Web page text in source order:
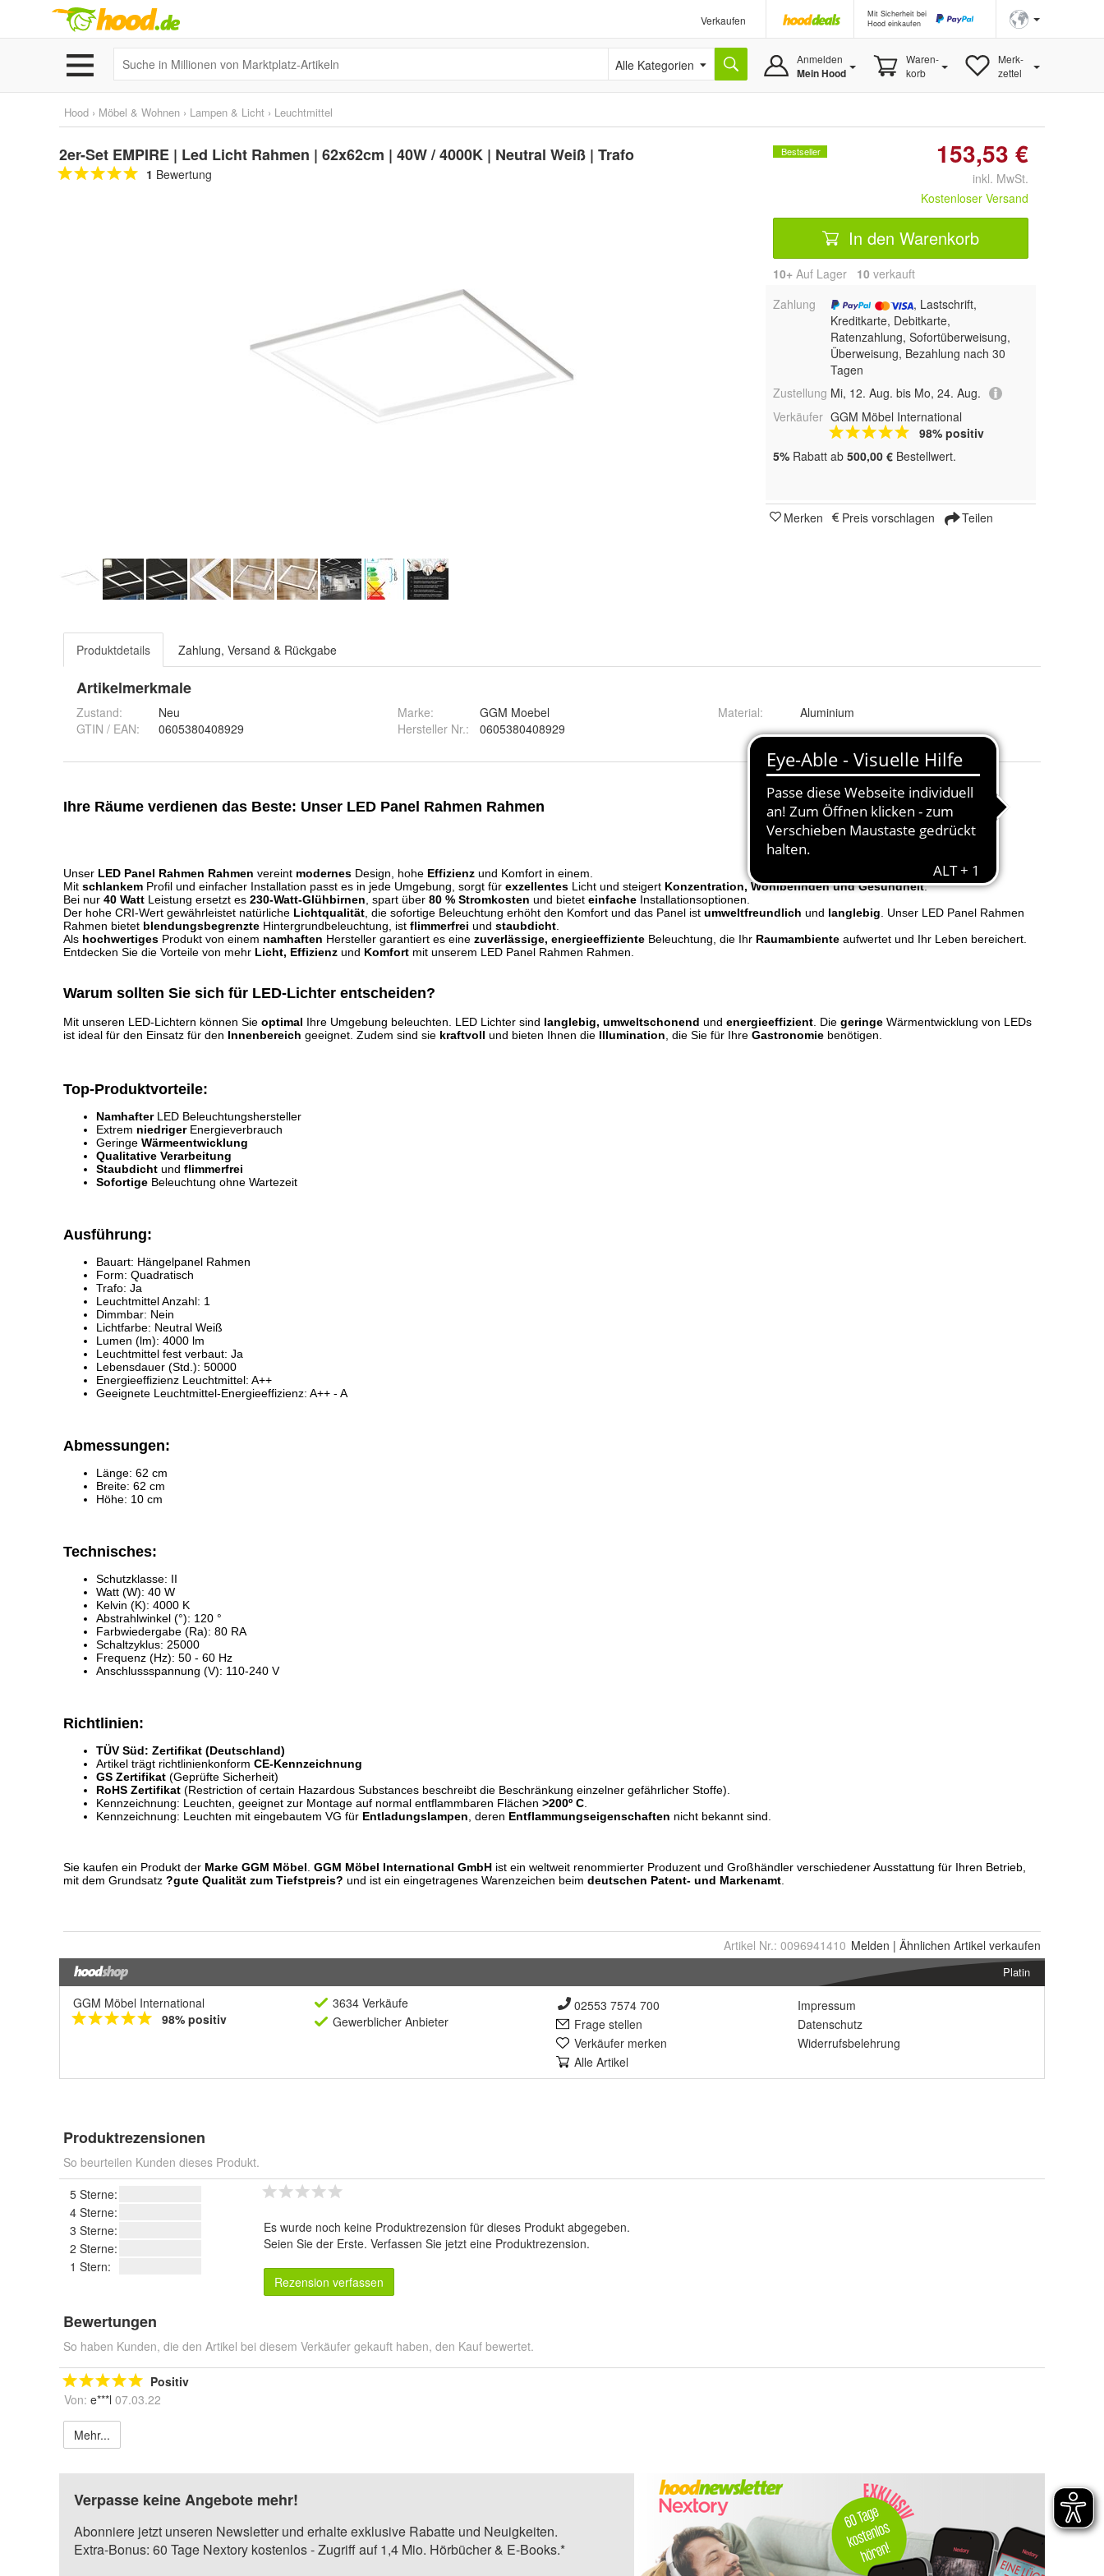
Verkaufen
Mit Sicherheit bei
Hood einkaufen
Alle Kategorien Anmelden
Mein Hood
Waren-
korb
Merk-
zettel
Hood › Möbel & Wohnen › Lampen & Licht › Leuchtmittel
2er-Set EMPIRE | Led Licht Rahmen | 62x62cm | 40W / 4000K | Neutral Weiß | Trafo
1 Bewertung
Bestseller 153,53 €
inkl. MwSt.
Kostenloser Versand
In den Warenkorb
10+ Auf Lager 10 verkauft
Zahlung
, Lastschrift,
Kreditkarte, Debitkarte,
Ratenzahlung, Sofortüberweisung,
Überweisung, Bezahlung nach 30
Tagen
Zustellung Mi, 12. Aug. bis Mo, 24. Aug.
Verkäufer GGM Möbel International
98% positiv
5% Rabatt ab 500,00 € Bestellwert.
Merken Preis vorschlagen Teilen
Produktdetails Zahlung, Versand & Rückgabe
Artikelmerkmale
Zustand:
Neu
GTIN / EAN:
0605380408929
Marke:
GGM Moebel
Hersteller Nr.:
0605380408929
Material: Aluminium
Artikel Nr.: 0096941410 Melden | Ähnlichen Artikel verkaufen
Platin
GGM Möbel International
98% positiv
3634 Verkäufe
Gewerblicher Anbieter
02553 7574 700
Frage stellen
Verkäufer merken
Alle Artikel
Impressum
Datenschutz
Widerrufsbelehrung
Produktrezensionen
So beurteilen Kunden dieses Produkt.
5 Sterne:
4 Sterne:
3 Sterne:
2 Sterne:
1 Stern:
Es wurde noch keine Produktrezension für dieses Produkt abgegeben.
Seien Sie der Erste. Verfassen Sie jetzt eine Produktrezension.
Rezension verfassen
Bewertungen
So haben Kunden, die den Artikel bei diesem Verkäufer gekauft haben, den Kauf bewertet.
Positiv
Von: e***l 07.03.22
Mehr...
Verpasse keine Angebote mehr!
Abonniere jetzt unseren Newsletter und erhalte exklusive Rabatte und Neuigkeiten.
Extra-Bonus: 60 Tage Nextory kostenlos - Zugriff auf 1,4 Mio. Hörbücher & E-Books.*